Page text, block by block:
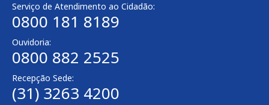
Serviço de Atendimento ao Cidadão:
0800 181 8189
Ouvidoria:
0800 882 2525
Recepção Sede:
(31) 3263 4200